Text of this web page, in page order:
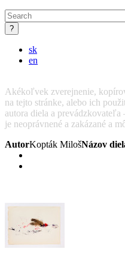
sk
en
Akékoľvek zverejnenie,
na tejto stránke, alebo ich
autora diela a
je neoprávnené a zakázané a
AutorKopták MilošNázov